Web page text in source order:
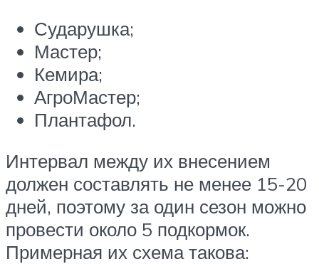
Сударушка;
Мастер;
Кемира;
АгроМастер;
Плантафол.
Интервал между их внесением
должен составлять не менее 15-20
дней, поэтому за один сезон можно
провести около 5 подкормок.
Примерная их схема такова: